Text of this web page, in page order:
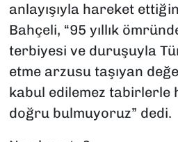
anlayışıyla hareket
Bahçeli, “95 yıllık
terbiyesi ve duruşuyla
etme arzusu taşıyan
kabul edilemez tabirlerle
doğru bulmuyoruz” dedi.